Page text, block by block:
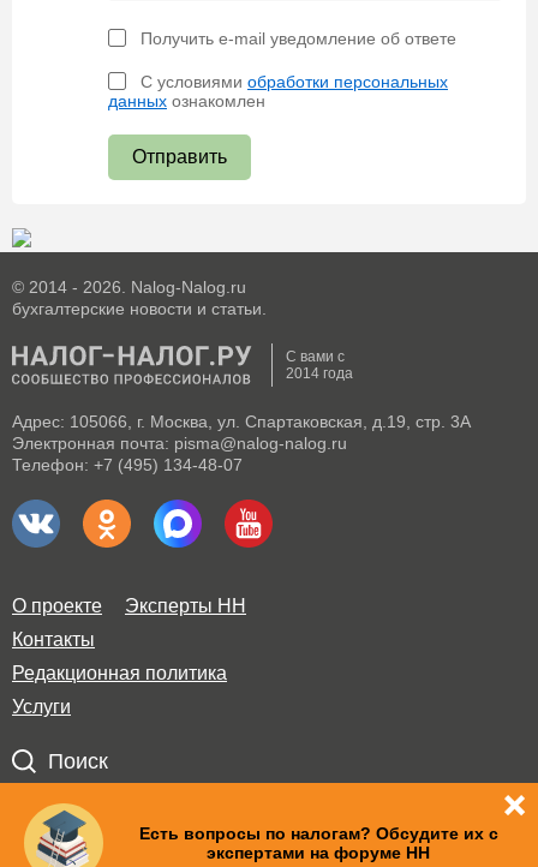
Получить e-mail уведомление об ответе
С условиями обработки персональных
данных ознакомлен
Отправить
© 2014 - 2026. Nalog-Nalog.ru
бухгалтерские новости и статьи.
С вами с
2014 года
Адрес: 105066, г. Москва, ул. Спартаковская, д.19, стр. 3А
Электронная почта: pisma@nalog-nalog.ru
Телефон: +7 (495) 134-48-07
О проекте
Эксперты НН
Контакты
Редакционная политика
Услуги
Поиск
Правила использования материалов и авторские права
Пользовательское соглашение
Есть вопросы по налогам? Обсудите их с
экспертами на форуме НН